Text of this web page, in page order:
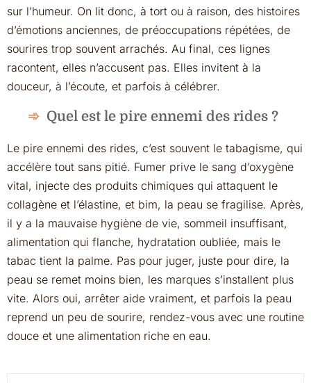
sur l’humeur. On lit donc, à tort ou à raison, des histoires
d’émotions anciennes, de préoccupations répétées, de
sourires trop souvent arrachés. Au final, ces lignes
racontent, elles n’accusent pas. Elles invitent à la
douceur, à l’écoute, et parfois à célébrer.
Quel est le pire ennemi des rides ?
Le pire ennemi des rides, c’est souvent le tabagisme, qui
accélère tout sans pitié. Fumer prive le sang d’oxygène
vital, injecte des produits chimiques qui attaquent le
collagène et l’élastine, et bim, la peau se fragilise. Après,
il y a la mauvaise hygiène de vie, sommeil insuffisant,
alimentation qui flanche, hydratation oubliée, mais le
tabac tient la palme. Pas pour juger, juste pour dire, la
peau se remet moins bien, les marques s’installent plus
vite. Alors oui, arrêter aide vraiment, et parfois la peau
reprend un peu de sourire, rendez-vous avec une routine
douce et une alimentation riche en eau.